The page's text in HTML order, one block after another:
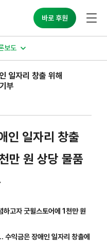
바로 후원
보도
일자리 창출 위해
부
인 일자리 창출
만 원 상당 물품
고자 굿윌스토어에 1천만 원
익금은 장애인 일자리 창출에